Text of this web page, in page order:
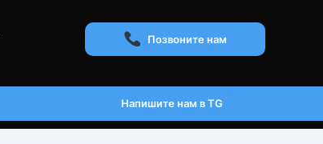
Позвоните нам
Напишите нам в TG